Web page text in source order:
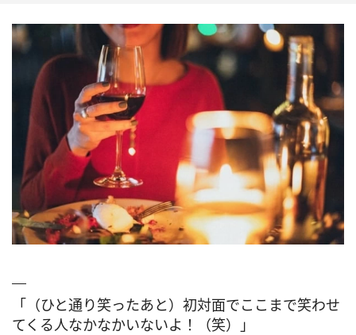
「（ひと通り笑ったあと）初対面でここまで笑わせ
てくる人なかなかいないよ！（笑）」